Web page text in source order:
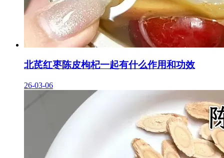
北芪红枣陈皮枸杞一起有什么作用和功效
26-03-06